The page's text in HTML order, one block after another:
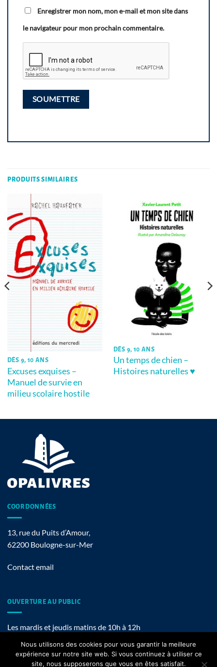
Enregistrer mon nom, mon e-mail et mon site dans
le navigateur pour mon prochain commentaire.
PRODUITS SIMILAIRES
DÈS 9, 10 ANS
Excuses exquises –
Manuel de survie en
milieu scolaire hostile
DÈS 9, 10 ANS
Un temps de chien –
Histoires naturelles ♥
COORDONNÉES
13, rue du Puits d’Amour,
62200 Boulogne-sur-Mer
Contact email
OUVERTURE AU PUBLIC
Les mardis et jeudis matins de 10h à 12h
Nous utilisons des cookies pour vous garantir la meilleure
expérience sur notre site web. Si vous continuez à utiliser ce
site, nous supposerons que vous en êtes satisfait.